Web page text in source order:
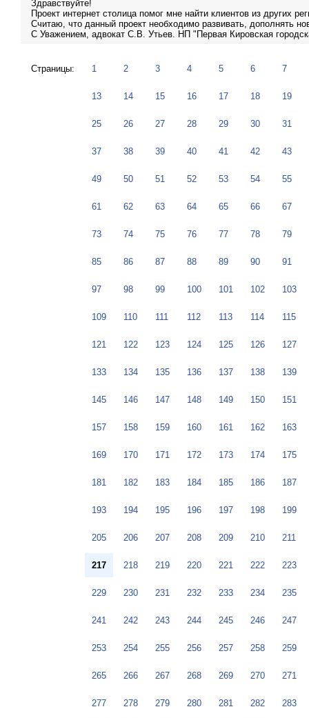
Здравствуйте!
Проект интернет столица помог мне найти клиентов из других
Считаю, что данный проект необходимо развивать, дополнять
С Уважением, адвокат С.В. Утьев. НП "Первая Кировская
Страницы: 1 2 3 4 5 6 7
13 14 15 16 17 18 19
25 26 27 28 29 30 31
37 38 39 40 41 42 43
49 50 51 52 53 54 55
61 62 63 64 65 66 67
73 74 75 76 77 78 79
85 86 87 88 89 90 91
97 98 99 100 101 102 103
109 110 111 112 113 114 115
121 122 123 124 125 126 127
133 134 135 136 137 138 139
145 146 147 148 149 150 151
157 158 159 160 161 162 163
169 170 171 172 173 174 175
181 182 183 184 185 186 187
193 194 195 196 197 198 199
205 206 207 208 209 210 211
217 218 219 220 221 222 223
229 230 231 232 233 234 235
241 242 243 244 245 246 247
253 254 255 256 257 258 259
265 266 267 268 269 270 271
277 278 279 280 281 282 283